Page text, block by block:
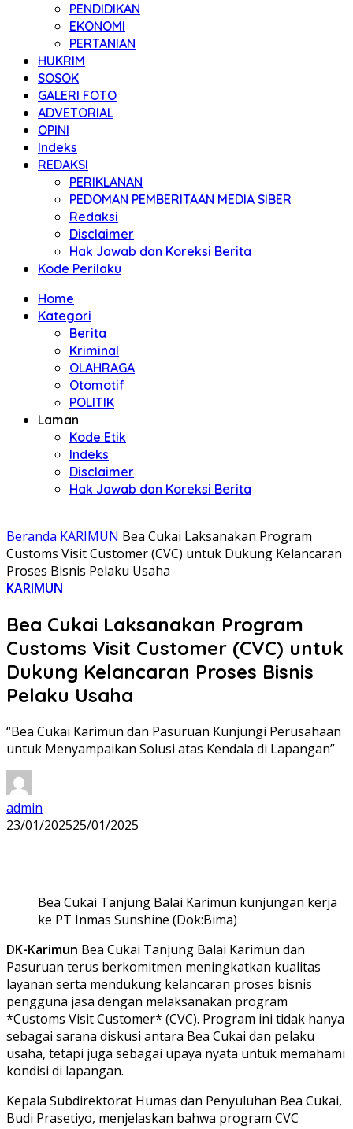
PENDIDIKAN
EKONOMI
PERTANIAN
HUKRIM
SOSOK
GALERI FOTO
ADVETORIAL
OPINI
Indeks
REDAKSI
PERIKLANAN
PEDOMAN PEMBERITAAN MEDIA SIBER
Redaksi
Disclaimer
Hak Jawab dan Koreksi Berita
Kode Perilaku
Home
Kategori
Berita
Kriminal
OLAHRAGA
Otomotif
POLITIK
Laman
Kode Etik
Indeks
Disclaimer
Hak Jawab dan Koreksi Berita
Beranda KARIMUN Bea Cukai Laksanakan Program
Customs Visit Customer (CVC) untuk Dukung Kelancaran
Proses Bisnis Pelaku Usaha
KARIMUN
Bea Cukai Laksanakan Program
Customs Visit Customer (CVC) untuk
Dukung Kelancaran Proses Bisnis
Pelaku Usaha
“Bea Cukai Karimun dan Pasuruan Kunjungi Perusahaan
untuk Menyampaikan Solusi atas Kendala di Lapangan”
admin
23/01/202525/01/2025
Bea Cukai Tanjung Balai Karimun kunjungan kerja
ke PT Inmas Sunshine (Dok:Bima)
DK-Karimun Bea Cukai Tanjung Balai Karimun dan
Pasuruan terus berkomitmen meningkatkan kualitas
layanan serta mendukung kelancaran proses bisnis
pengguna jasa dengan melaksanakan program
*Customs Visit Customer* (CVC). Program ini tidak hanya
sebagai sarana diskusi antara Bea Cukai dan pelaku
usaha, tetapi juga sebagai upaya nyata untuk memahami
kondisi di lapangan.
Kepala Subdirektorat Humas dan Penyuluhan Bea Cukai,
Budi Prasetiyo, menjelaskan bahwa program CVC